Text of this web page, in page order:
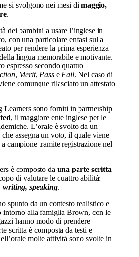
si svolgono nei mesi di maggio,
.
dei bambini a usare l’inglese in
con una particolare enfasi sulla
per rendere la prima esperienza
lingua memorabile e motivante.
espresso secondo quattro
, Merit, Pass e Fail. Nel caso di
comunque rilasciato un attestato
Learners sono forniti in partnership
, il maggiore ente inglese per le
L’orale è svolto da un
che assegna un voto, il quale viene
campione tramite registrazione nel
è composto da una parte scritta
di valutare le quattro abilità:
writing, speaking.
spunto da un contesto realistico e
intorno alla famiglia Brown, con le
hanno modo di prendere
scritta è composta da testi e
molte attività sono svolte in